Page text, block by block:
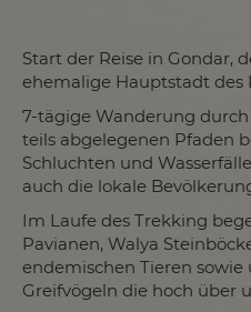
Start der Reise in Gondar,
ehemalige Hauptstadt des
7-tägige Wanderung
teils abgelegenen Pfaden
Schluchten und
auch die lokale
Im Laufe des Trekking
Pavianen, Walya
endemischen Tieren
Greifvögeln die hoch über